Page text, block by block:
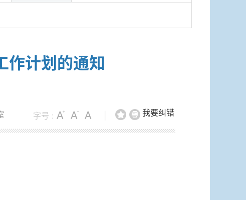
作计划的通知
我要纠错
字号 :